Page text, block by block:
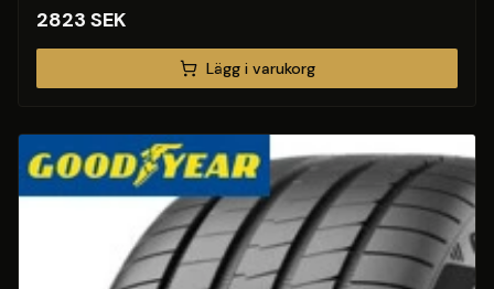
2823 SEK
Lägg i varukorg